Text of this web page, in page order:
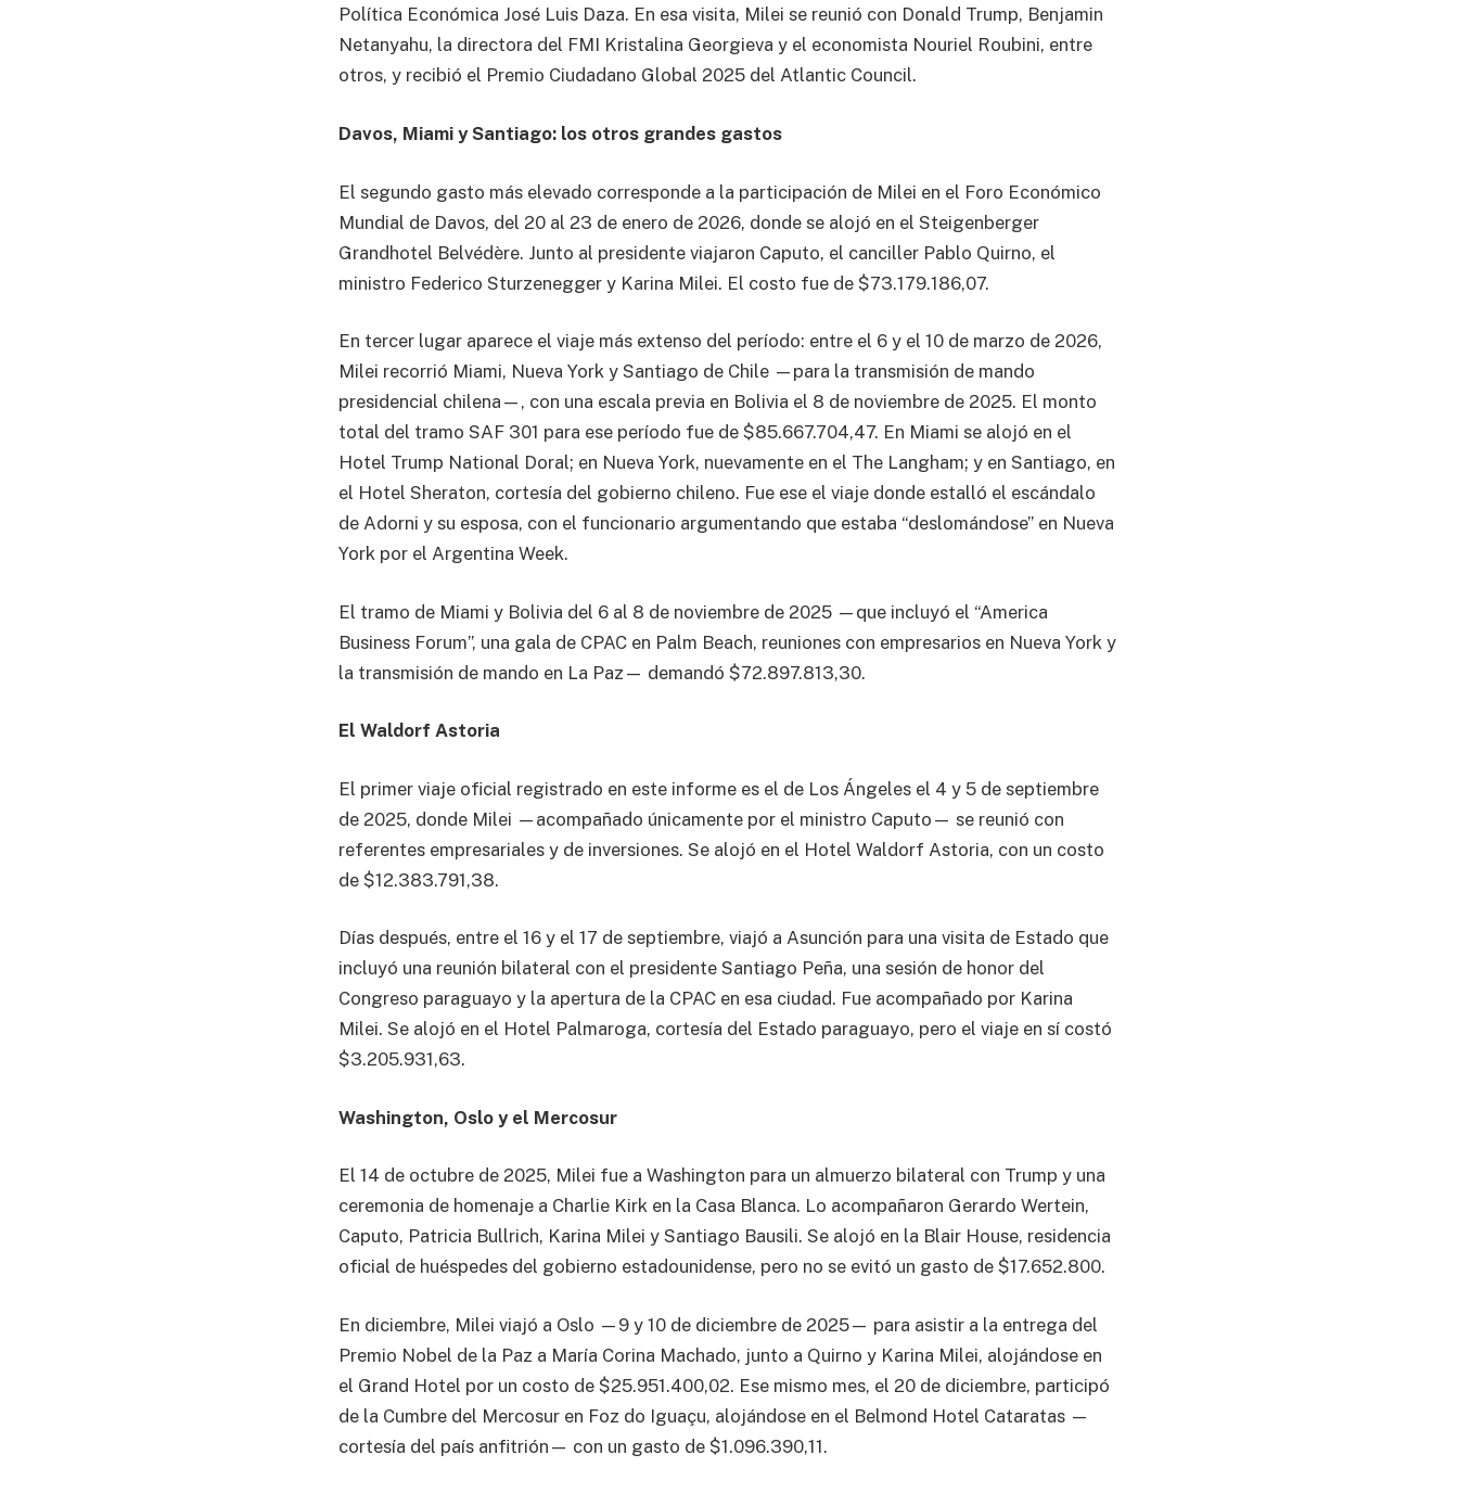
Política Económica José Luis Daza. En esa visita, Milei se reunió con Donald Trump, Benjamin
Netanyahu, la directora del FMI Kristalina Georgieva y el economista Nouriel Roubini, entre
otros, y recibió el Premio Ciudadano Global 2025 del Atlantic Council.
Davos, Miami y Santiago: los otros grandes gastos
El segundo gasto más elevado corresponde a la participación de Milei en el Foro Económico
Mundial de Davos, del 20 al 23 de enero de 2026, donde se alojó en el Steigenberger
Grandhotel Belvédère. Junto al presidente viajaron Caputo, el canciller Pablo Quirno, el
ministro Federico Sturzenegger y Karina Milei. El costo fue de $73.179.186,07.
En tercer lugar aparece el viaje más extenso del período: entre el 6 y el 10 de marzo de 2026,
Milei recorrió Miami, Nueva York y Santiago de Chile —para la transmisión de mando
presidencial chilena—, con una escala previa en Bolivia el 8 de noviembre de 2025. El monto
total del tramo SAF 301 para ese período fue de $85.667.704,47. En Miami se alojó en el
Hotel Trump National Doral; en Nueva York, nuevamente en el The Langham; y en Santiago, en
el Hotel Sheraton, cortesía del gobierno chileno. Fue ese el viaje donde estalló el escándalo
de Adorni y su esposa, con el funcionario argumentando que estaba “deslomándose” en Nueva
York por el Argentina Week.
El tramo de Miami y Bolivia del 6 al 8 de noviembre de 2025 —que incluyó el “America
Business Forum”, una gala de CPAC en Palm Beach, reuniones con empresarios en Nueva York y
la transmisión de mando en La Paz— demandó $72.897.813,30.
El Waldorf Astoria
El primer viaje oficial registrado en este informe es el de Los Ángeles el 4 y 5 de septiembre
de 2025, donde Milei —acompañado únicamente por el ministro Caputo— se reunió con
referentes empresariales y de inversiones. Se alojó en el Hotel Waldorf Astoria, con un costo
de $12.383.791,38.
Días después, entre el 16 y el 17 de septiembre, viajó a Asunción para una visita de Estado que
incluyó una reunión bilateral con el presidente Santiago Peña, una sesión de honor del
Congreso paraguayo y la apertura de la CPAC en esa ciudad. Fue acompañado por Karina
Milei. Se alojó en el Hotel Palmaroga, cortesía del Estado paraguayo, pero el viaje en sí costó
$3.205.931,63.
Washington, Oslo y el Mercosur
El 14 de octubre de 2025, Milei fue a Washington para un almuerzo bilateral con Trump y una
ceremonia de homenaje a Charlie Kirk en la Casa Blanca. Lo acompañaron Gerardo Wertein,
Caputo, Patricia Bullrich, Karina Milei y Santiago Bausili. Se alojó en la Blair House, residencia
oficial de huéspedes del gobierno estadounidense, pero no se evitó un gasto de $17.652.800.
En diciembre, Milei viajó a Oslo —9 y 10 de diciembre de 2025— para asistir a la entrega del
Premio Nobel de la Paz a María Corina Machado, junto a Quirno y Karina Milei, alojándose en
el Grand Hotel por un costo de $25.951.400,02. Ese mismo mes, el 20 de diciembre, participó
de la Cumbre del Mercosur en Foz do Iguaçu, alojándose en el Belmond Hotel Cataratas —
cortesía del país anfitrión— con un gasto de $1.096.390,11.